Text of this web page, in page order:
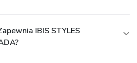
IBIS STYLES